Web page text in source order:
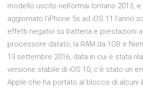
modello uscito nell’ormai lontano 2013, e
aggiornato l’iPhone 5s ad iOS 11 l’anno
effetti negativi su batteria e prestazioni a
processore datato, la RAM da 1GB e
13 settembre 2016, data in cui è stata
versione stabile di iOS 10, c’è stato un
Apple che ha portato al blocco di alcuni